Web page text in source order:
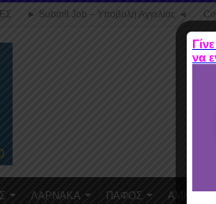
► Submit Job – Υποβολή Αγγελίας ◄
ΛΑΡΝΑΚΑ ΠΑΦΟΣ
να